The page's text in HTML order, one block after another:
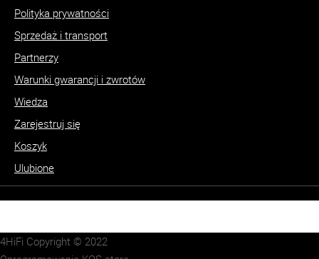
Polityka prywatności
Sprzedaż i transport
Partnerzy
Warunki gwarancji i zwrotów
Wiedza
Zarejestruj się
Koszyk
Ulubione
4HiFi Copyright © 2022